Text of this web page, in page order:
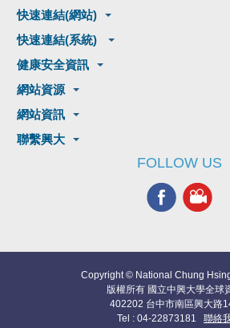
快速連結(網站)
快速連結(系統)
健康安全資訊
網站資源
網站資訊
聯繫興大
FOLLOW US
Copyright © National Chung
版權所有 國立中興大學全球
402202 台中市南區興大路
Tel : 04-22873181 聯絡